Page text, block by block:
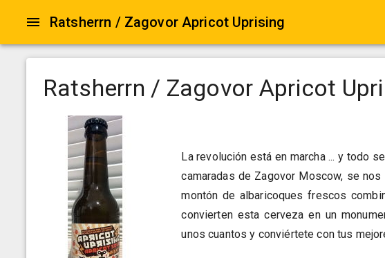
Ratsherrn / Zagovor Apricot Uprising
Ratsherrn / Zagovor Apricot
La revolución está en marcha ... y todo
camaradas de Zagovor Moscow, se
montón de albaricoques frescos
convierten esta cerveza en un
unos cuantos y conviértete con tus